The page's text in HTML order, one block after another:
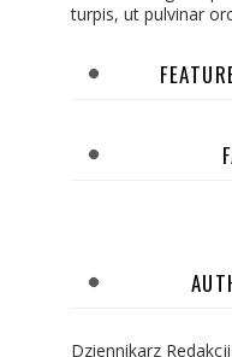
turpis, ut pulvinar
Dziennikarz